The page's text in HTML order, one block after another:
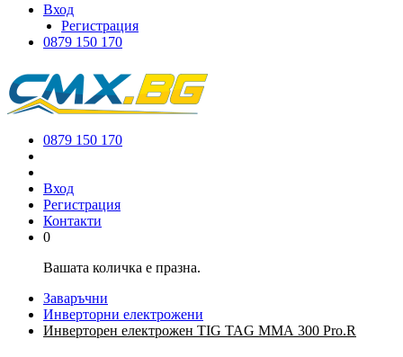
Вход
Регистрация
0879 150 170
0879 150 170
Вход
Регистрация
Контакти
0
Вашата количка е празна.
Заваръчни
Инверторни електрожени
Инверторен електрожен TIG TAG ММА 300 Pro.R